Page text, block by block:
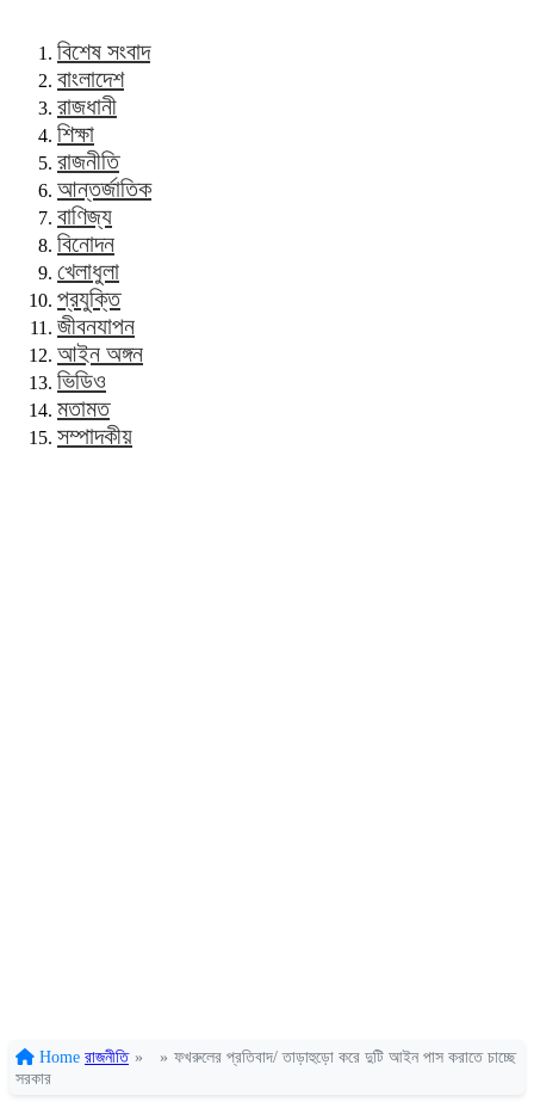
বিশেষ সংবাদ
বাংলাদেশ
রাজধানী
শিক্ষা
রাজনীতি
আন্তর্জাতিক
বাণিজ্য
বিনোদন
খেলাধুলা
প্রযুক্তি
জীবনযাপন
আইন অঙ্গন
ভিডিও
মতামত
সম্পাদকীয়
Home রাজনীতি » » ফখরুলের প্রতিবাদ/ তাড়াহুড়ো করে দুটি আইন পাস করাতে চাচ্ছে
সরকার